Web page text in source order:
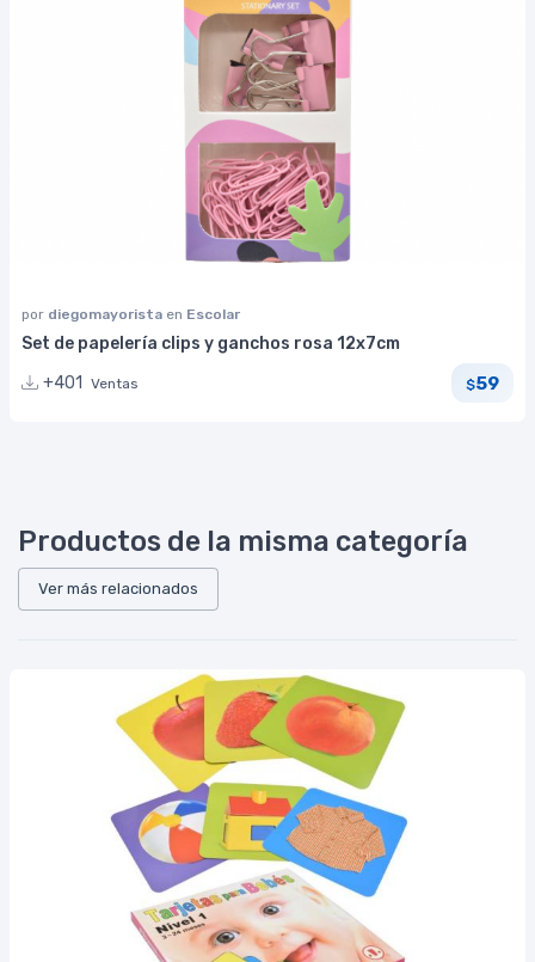
por diegomayorista en Escolar
Set de papelería clips y ganchos rosa 12x7cm
+401
Ventas $59
Productos de la misma categoría
Ver más relacionados